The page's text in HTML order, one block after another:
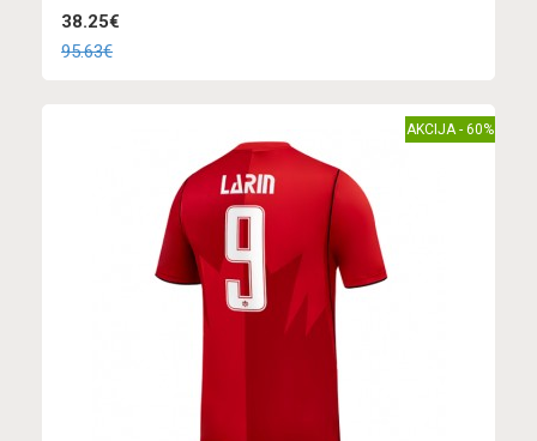
38.25€
95.63€
AKCIJA - 60%